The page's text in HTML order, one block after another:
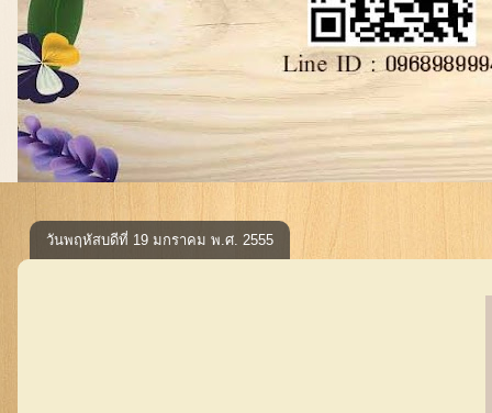
วันพฤหัสบดีที่ 19 มกราคม พ.ศ. 2555